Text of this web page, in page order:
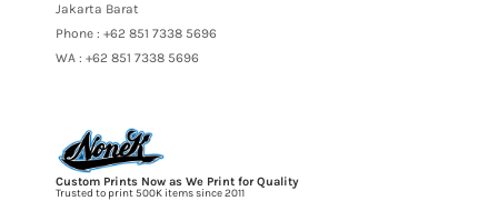
Jakarta Barat
Phone : +62 851 7338 5696
WA : +62 851 7338 5696
Custom Prints Now as We Print for Quality
Trusted to print 500K items since 2011